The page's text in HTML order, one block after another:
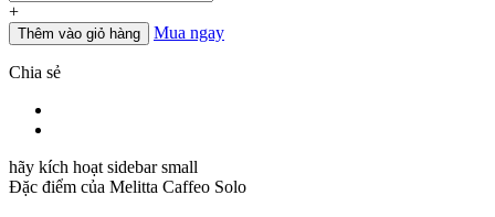
+
Thêm vào giỏ hàng Mua ngay
Chia sẻ
hãy kích hoạt sidebar small
Đặc điểm của Melitta Caffeo Solo